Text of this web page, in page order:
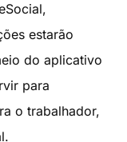
estarão
do aplicativo
para
o trabalhador,